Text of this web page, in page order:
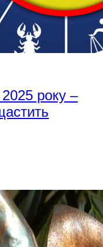
року –